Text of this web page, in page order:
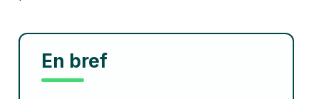
En bref